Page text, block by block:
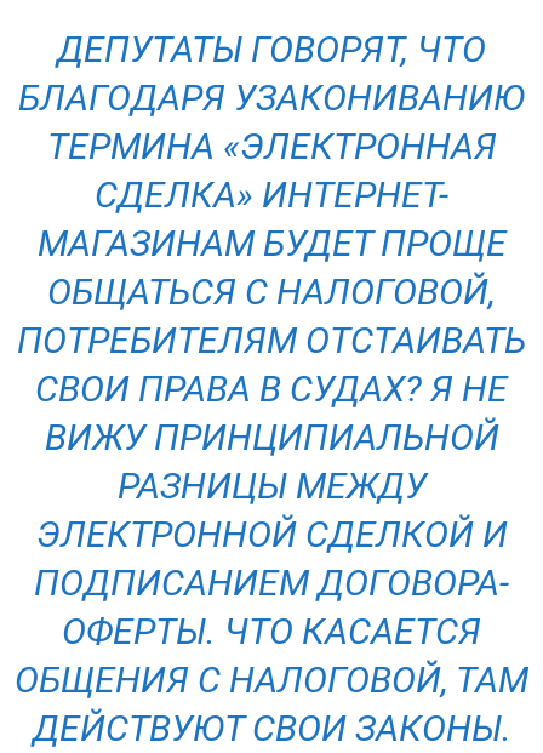
ДЕПУТАТЫ ГОВОРЯТ, ЧТО
БЛАГОДАРЯ УЗАКОНИВАНИЮ
ТЕРМИНА «ЭЛЕКТРОННАЯ
СДЕЛКА» ИНТЕРНЕТ-
МАГАЗИНАМ БУДЕТ ПРОЩЕ
ОБЩАТЬСЯ С НАЛОГОВОЙ,
ПОТРЕБИТЕЛЯМ ОТСТАИВАТЬ
СВОИ ПРАВА В СУДАХ? Я НЕ
ВИЖУ ПРИНЦИПИАЛЬНОЙ
РАЗНИЦЫ МЕЖДУ
ЭЛЕКТРОННОЙ СДЕЛКОЙ И
ПОДПИСАНИЕМ ДОГОВОРА-
ОФЕРТЫ. ЧТО КАСАЕТСЯ
ОБЩЕНИЯ С НАЛОГОВОЙ, ТАМ
ДЕЙСТВУЮТ СВОИ ЗАКОНЫ.